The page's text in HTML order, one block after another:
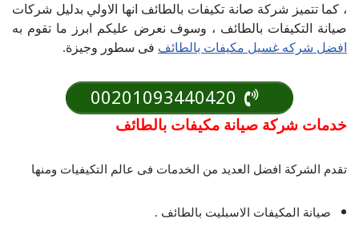
، كما تتميز شركة صانة تكيفات بالطائف انها الاولي بدليل شركات
صيانة التكيفات بالطائف ، وسوف نعرض عليكم ابرز ما تقوم به
افضل شركه غسيل مكيفات بالطائف فى سطور وجيزة.
خدمات شركة صيانة مكيفات بالطائف
تقدم الشركة افضل العديد من الخدمات فى عالم التكيفيات ومنها
صيانة المكيفات الاسبليت بالطائف .